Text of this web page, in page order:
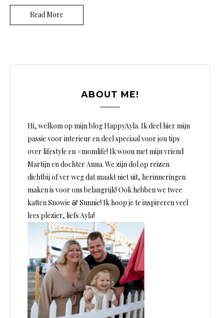
Read More
ABOUT ME!
Hi, welkom op mijn blog HappyAyla. Ik deel hier mijn
passie voor interieur en deel speciaal voor jou tips
over lifestyle en #momlife! Ik woon met mijn vriend
Martijn en dochter Anna. We zijn dol op reizen
dichtbij of ver weg dat maakt niet uit, herinneringen
maken is voor ons belangrijk! Ook hebben we twee
katten Snowie & Sunnie! Ik hoop je te inspireren veel
lees plezier, liefs Ayla!